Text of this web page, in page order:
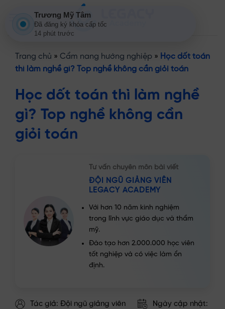
Trương Mỹ Tâm
Đã đăng ký khóa cấp tốc
14 phút trước
Trang chủ » Cẩm nang hướng nghiệp » Học dốt toán
thì làm nghề gì? Top nghề không cần giỏi toán
Học dốt toán thì làm nghề
gì? Top nghề không cần
giỏi toán
Tư vấn chuyên môn bài viết
ĐỘI NGŨ GIẢNG VIÊN
LEGACY ACADEMY
Với hơn 10 năm kinh nghiệm
trong lĩnh vực giáo dục và thẩm
mỹ.
Đào tạo hơn 2.000.000 học viên
tốt nghiệp và có việc làm ổn
định.
Tác giả: Đội ngũ giảng viên
Ngày cập nhật: